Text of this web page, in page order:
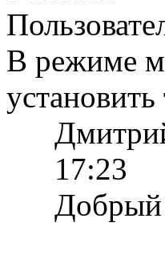
В режиме
17:23
Добрый